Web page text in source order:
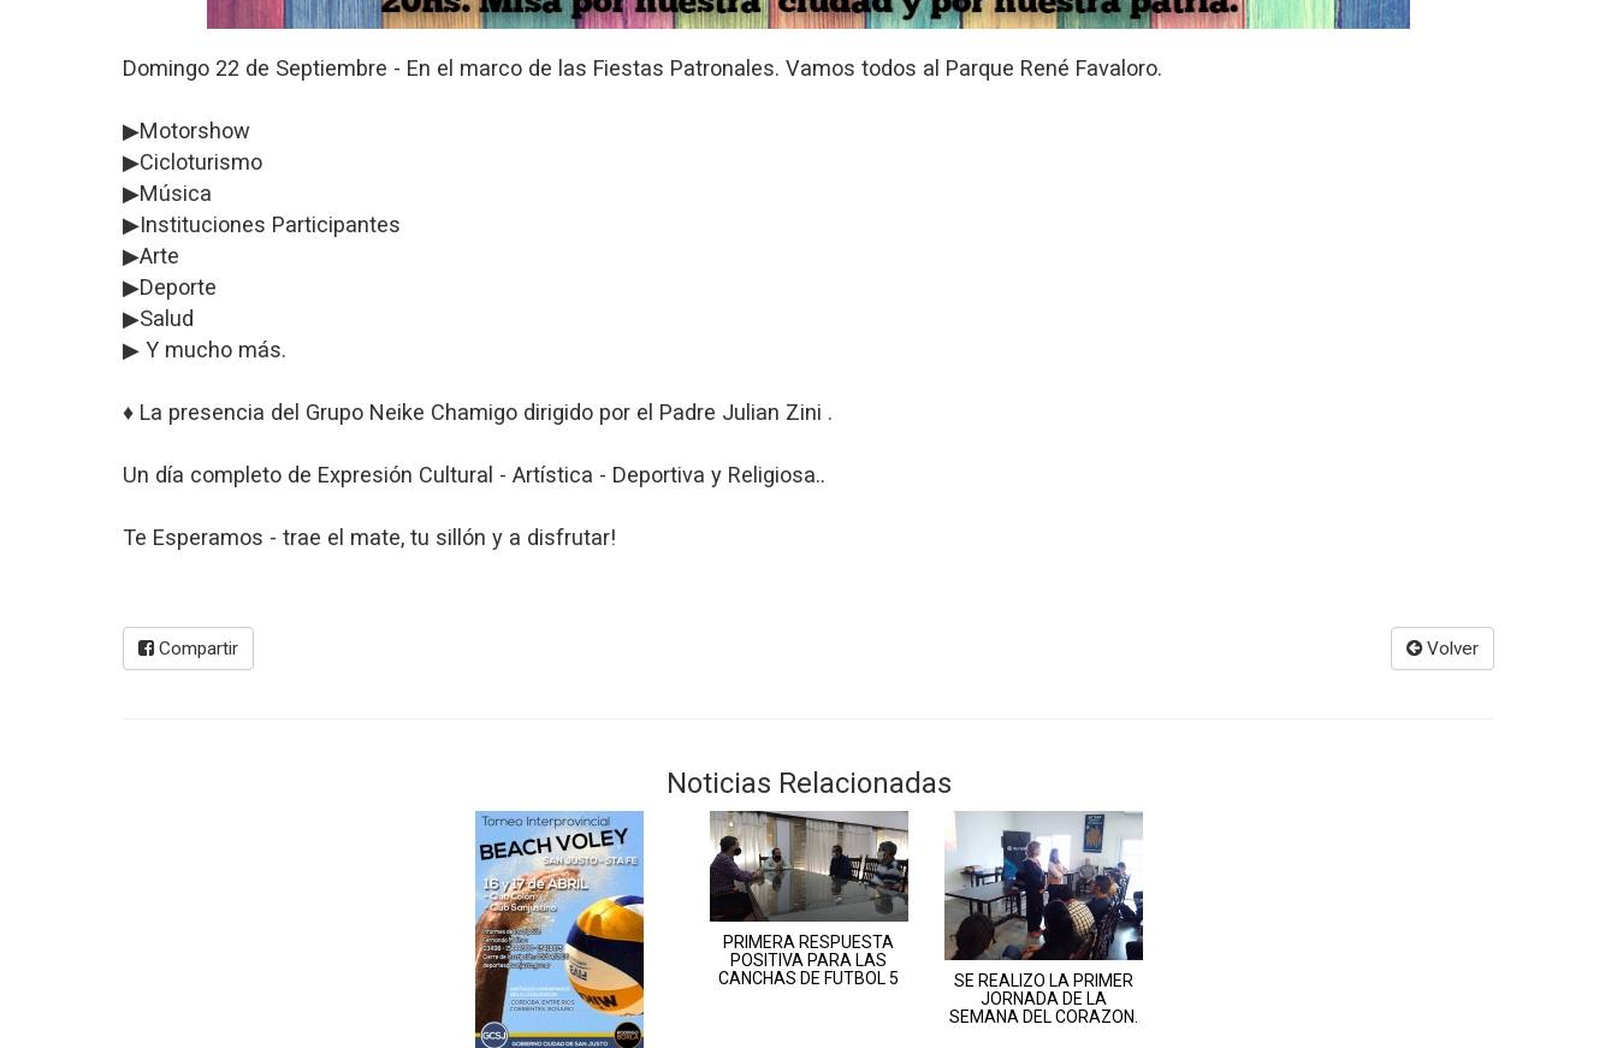
Domingo 22 de Septiembre - En el marco de las Fiestas Patronales. Vamos todos al Parque René Favaloro.
▶Motorshow
▶Cicloturismo
▶Música
▶Instituciones Participantes
▶Arte
▶Deporte
▶Salud
▶ Y mucho más.
♦ La presencia del Grupo Neike Chamigo dirigido por el Padre Julian Zini .
Un día completo de Expresión Cultural - Artística - Deportiva y Religiosa..
Te Esperamos - trae el mate, tu sillón y a disfrutar!
Compartir Volver
Noticias Relacionadas
PRIMERA RESPUESTA
POSITIVA PARA LAS
CANCHAS DE FUTBOL 5
SE REALIZO LA PRIMER
JORNADA DE LA
SEMANA DEL CORAZON.